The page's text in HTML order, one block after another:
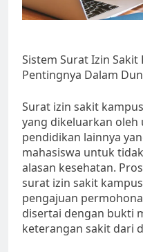
Sistem Surat Izin
Pentingnya Dalam
Surat izin sakit
yang dikeluarkan
pendidikan lainnya
mahasiswa untuk
alasan kesehatan.
surat izin sakit
pengajuan
disertai dengan bukti
keterangan sakit dari